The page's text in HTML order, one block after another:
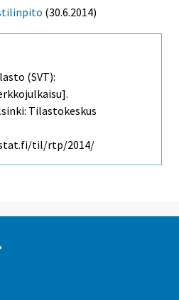
(30.6.2014)
(SVT):
Tilastokeskus
til/rtp/2014/